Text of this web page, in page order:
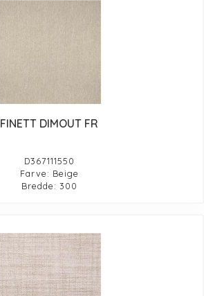
FINETT DIMOUT FR
D367111550
Farve: Beige
Bredde: 300